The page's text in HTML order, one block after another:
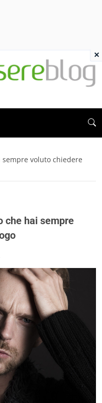
voluto chiedere
che hai sempre
×